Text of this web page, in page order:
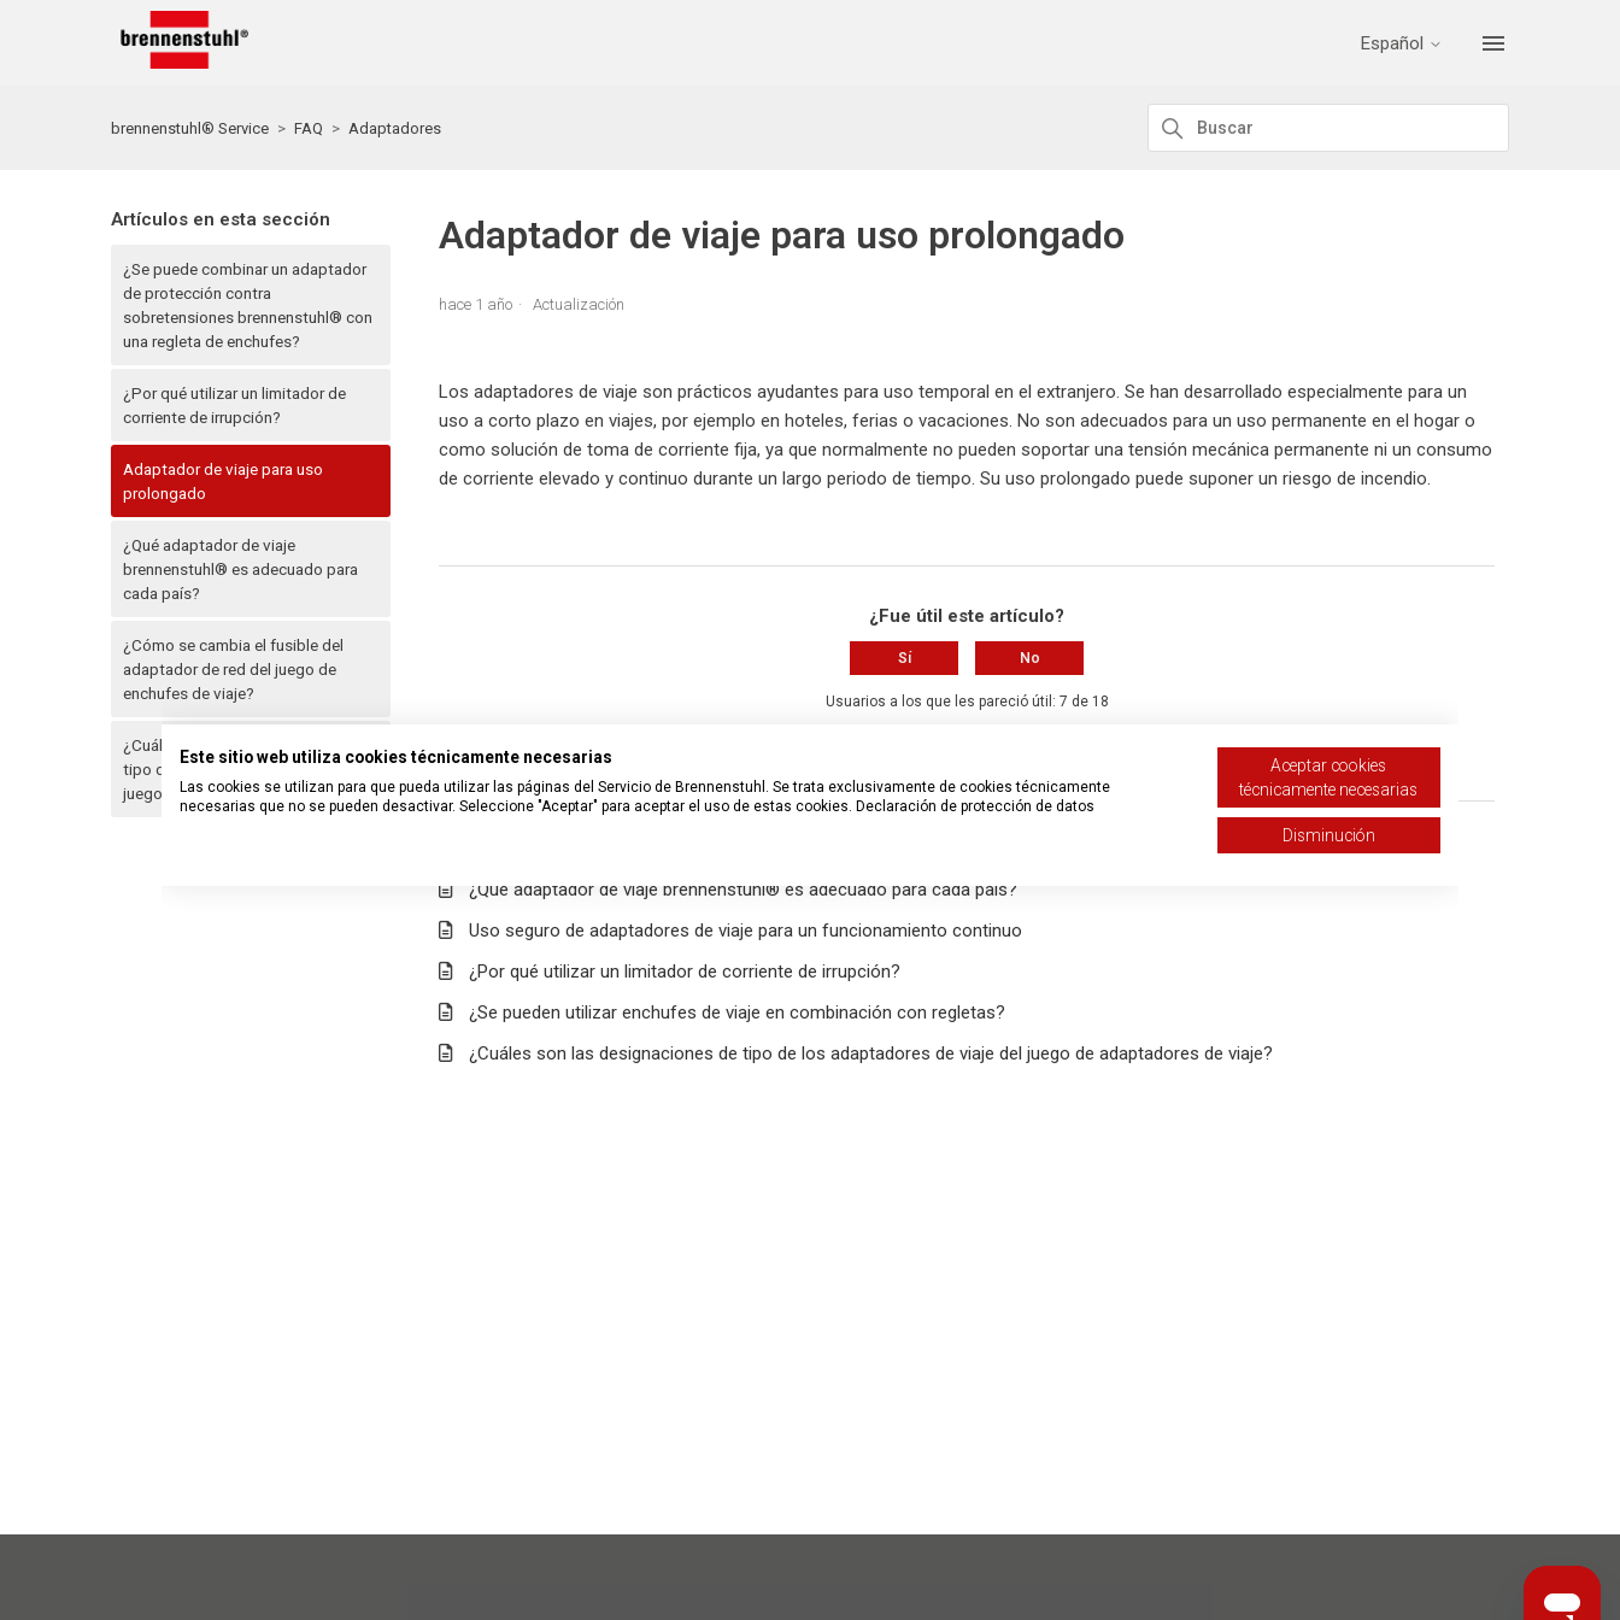
Español
brennenstuhl® Service FAQ Adaptadores
Artículos en esta sección
¿Se puede combinar un adaptador
de protección contra
sobretensiones brennenstuhl® con
una regleta de enchufes?
¿Por qué utilizar un limitador de
corriente de irrupción?
Adaptador de viaje para uso
prolongado
¿Qué adaptador de viaje
brennenstuhl® es adecuado para
cada país?
¿Cómo se cambia el fusible del
adaptador de red del juego de
enchufes de viaje?
¿Cuáles son las designaciones de
tipo de los adaptadores de viaje del
juego de adaptadores de viaje?
Adaptador de viaje para uso prolongado
hace 1 año Actualización
Los adaptadores de viaje son prácticos ayudantes para uso temporal en el extranjero. Se han desarrollado especialmente para un
uso a corto plazo en viajes, por ejemplo en hoteles, ferias o vacaciones. No son adecuados para un uso permanente en el hogar o
como solución de toma de corriente fija, ya que normalmente no pueden soportar una tensión mecánica permanente ni un consumo
de corriente elevado y continuo durante un largo periodo de tiempo. Su uso prolongado puede suponer un riesgo de incendio.
¿Fue útil este artículo?
Sí No
Usuarios a los que les pareció útil: 7 de 18
¿Qué adaptador de viaje brennenstuhl® es adecuado para cada país?
Uso seguro de adaptadores de viaje para un funcionamiento continuo
¿Por qué utilizar un limitador de corriente de irrupción?
¿Se pueden utilizar enchufes de viaje en combinación con regletas?
¿Cuáles son las designaciones de tipo de los adaptadores de viaje del juego de adaptadores de viaje?
Este sitio web utiliza cookies técnicamente necesarias
Las cookies se utilizan para que pueda utilizar las páginas del Servicio de Brennenstuhl. Se trata exclusivamente de cookies técnicamente
necesarias que no se pueden desactivar. Seleccione "Aceptar" para aceptar el uso de estas cookies. Declaración de protección de datos
Aceptar cookies
técnicamente necesarias
Disminución